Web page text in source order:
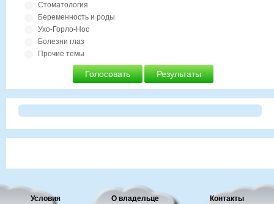
Стоматология
Беременность и роды
Ухо-Горло-Нос
Болезни глаз
Прочие темы
Голосовать Результаты
Условия О владельце Контакты